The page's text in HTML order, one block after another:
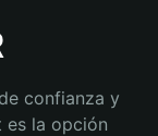
confianza y
es la opción